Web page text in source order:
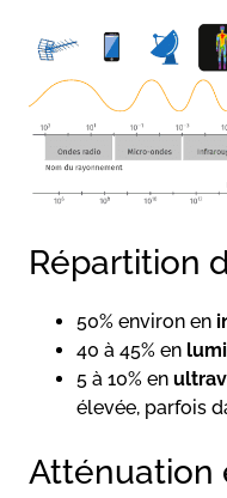
Répartition
50% environ en
40 à 45% en
5 à 10% en
élevée, parfois
Atténuation